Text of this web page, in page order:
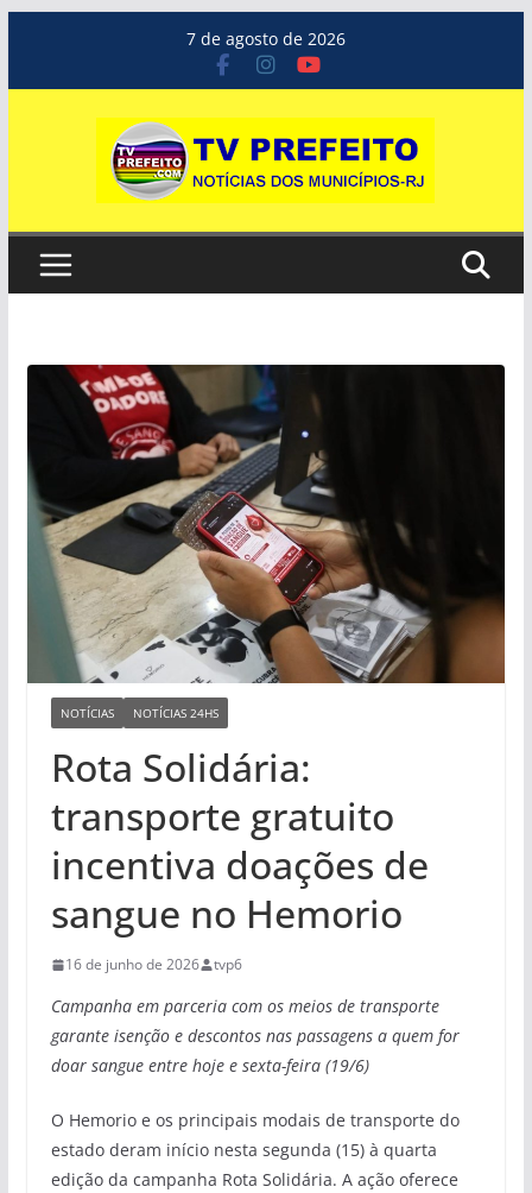
o
7 de agosto de 2026
NOTÍCIAS NOTÍCIAS 24HS
Rota Solidária:
transporte gratuito
incentiva doações de
sangue no Hemorio
16 de junho de 2026 tvp6
Campanha em parceria com os meios de transporte
garante isenção e descontos nas passagens a quem for
doar sangue entre hoje e sexta-feira (19/6)
O Hemorio e os principais modais de transporte do
estado deram início nesta segunda (15) à quarta
edição da campanha Rota Solidária. A ação oferece